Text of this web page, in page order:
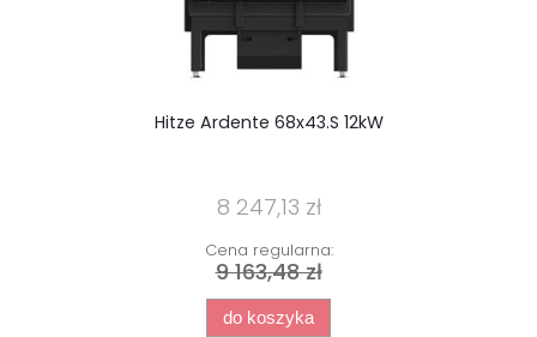
Hitze Ardente 68x43.S 12kW
8 247,13 zł
Cena regularna:
9 163,48 zł
do koszyka